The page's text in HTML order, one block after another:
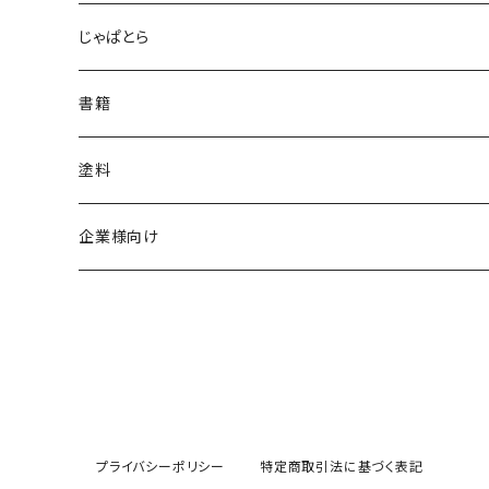
じゃぱとら
書籍
塗料
企業様向け
プライバシーポリシー 特定商取引法に基づく表記